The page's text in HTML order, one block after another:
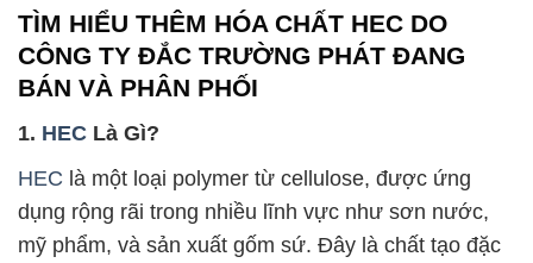
TÌM HIỂU THÊM HÓA CHẤT HEC DO
CÔNG TY ĐẮC TRƯỜNG PHÁT ĐANG
BÁN VÀ PHÂN PHỐI
1. HEC Là Gì?
HEC là một loại polymer từ cellulose, được ứng
dụng rộng rãi trong nhiều lĩnh vực như sơn nước,
mỹ phẩm, và sản xuất gốm sứ. Đây là chất tạo đặc